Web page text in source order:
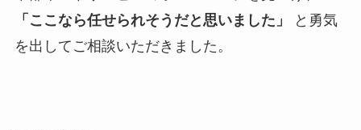
「ここなら任せられそうだと思いました」
と勇気
を出してご相談いただきました。